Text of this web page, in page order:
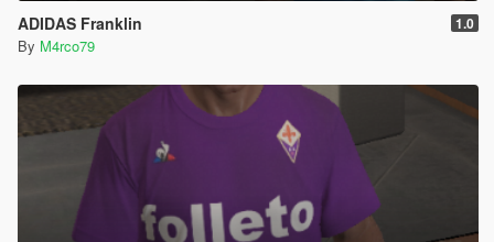
ADIDAS Franklin 1.0
By M4rco79